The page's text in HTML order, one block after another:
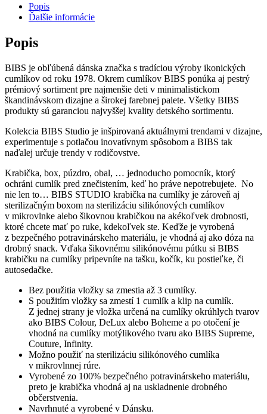
Popis
Ďalšie informácie
Popis
BIBS je obľúbená dánska značka s tradíciou výroby ikonických
cumlíkov od roku 1978. Okrem cumlíkov BIBS ponúka aj pestrý
prémiový sortiment pre najmenšie deti v minimalistickom
škandinávskom dizajne a širokej farebnej palete. Všetky BIBS
produkty sú garanciou najvyššej kvality detského sortimentu.
Kolekcia BIBS Studio je inšpirovaná aktuálnymi trendami v dizajne,
experimentuje s potlačou inovatívnym spôsobom a BIBS tak
naďalej určuje trendy v rodičovstve.
Krabička, box, púzdro, obal, … jednoducho pomocník, ktorý
ochráni cumlík pred znečistením, keď ho práve nepotrebujete. No
nie len to… BIBS STUDIO krabička na cumlíky je zároveň aj
sterilizačným boxom na sterilizáciu silikónových cumlíkov
v mikrovlnke alebo šikovnou krabičkou na akékoľvek drobnosti,
ktoré chcete mať po ruke, kdekoľvek ste. Keďže je vyrobená
z bezpečného potravinárskeho materiálu, je vhodná aj ako dóza na
drobný snack. Vďaka šikovnému silikónovému pútku si BIBS
krabičku na cumlíky pripevníte na tašku, kočík, ku postieľke, či
autosedačke.
Bez použitia vložky sa zmestia až 3 cumlíky.
S použitím vložky sa zmestí 1 cumlík a klip na cumlík.
Z jednej strany je vložka určená na cumlíky okrúhlych tvarov
ako BIBS Colour, DeLux alebo Boheme a po otočení je
vhodná na cumlíky motýlikového tvaru ako BIBS Supreme,
Couture, Infinity.
Možno použiť na sterilizáciu silikónového cumlíka
v mikrovlnnej rúre.
Vyrobené zo 100% bezpečného potravinárskeho materiálu,
preto je krabička vhodná aj na uskladnenie drobného
občerstvenia.
Navrhnuté a vyrobené v Dánsku.